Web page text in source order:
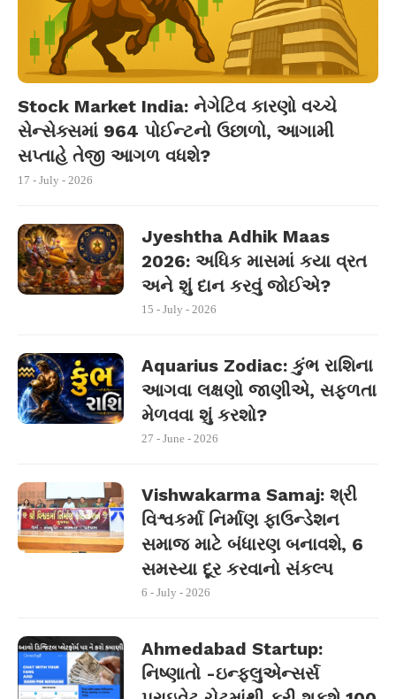
Stock Market India: નેગેટિવ કારણો વચ્ચે
સેન્સેક્સમાં 964 પોઈન્ટનો ઉછાળો, આગામી
સપ્તાહે તેજી આગળ વધશે?
17 - July - 2026
Jyeshtha Adhik Maas
2026: અધિક માસમાં કયા વ્રત
અને શું દાન કરવું જોઈએ?
15 - July - 2026
Aquarius Zodiac: કુંભ રાશિના
આગવા લક્ષણો જાણીએ, સફળતા
મેળવવા શું કરશો?
27 - June - 2026
Vishwakarma Samaj: શ્રી
વિશ્વકર્મા નિર્માણ ફાઉન્ડેશન
સમાજ માટે બંધારણ બનાવશે, 6
સમસ્યા દૂર કરવાનો સંકલ્પ
6 - July - 2026
Ahmedabad Startup:
નિષ્ણાતો -ઇન્ફ્લુએન્સર્સ